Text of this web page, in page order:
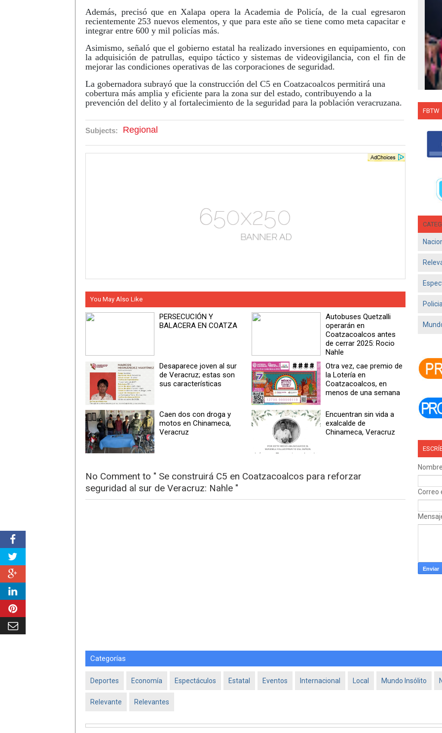
Además, precisó que en Xalapa opera la Academia de Policía, de la cual egresaron
recientemente 253 nuevos elementos, y que para este año se tiene como meta capacitar e
integrar entre 600 y mil policías más.
Asimismo, señaló que el gobierno estatal ha realizado inversiones en equipamiento, con
la adquisición de patrullas, equipo táctico y sistemas de videovigilancia, con el fin de
mejorar las condiciones operativas de las corporaciones de seguridad.
La gobernadora subrayó que la construcción del C5 en Coatzacoalcos permitirá una
cobertura más amplia y eficiente para la zona sur del estado, contribuyendo a la
prevención del delito y al fortalecimiento de la seguridad para la población veracruzana.
Subjects: Regional
You May Also Like
PERSECUCIÓN Y
BALACERA EN COATZA
Autobuses Quetzalli
operarán en
Coatzacoalcos antes
de cerrar 2025: Rocio
Nahle
Desaparece joven al sur
de Veracruz; estas son
sus características
Otra vez, cae premio de
la Lotería en
Coatzacoalcos, en
menos de una semana
Caen dos con droga y
motos en Chinameca,
Veracruz
Encuentran sin vida a
exalcalde de
Chinameca, Veracruz
No Comment to " Se construirá C5 en Coatzacoalcos para reforzar
seguridad al sur de Veracruz: Nahle "
en
Jun
- El
FBTW
Nombre
Correo
Categorías
Deportes Economía Espectáculos Estatal Eventos Internacional Local Mundo Insólito
Relevante Relevantes